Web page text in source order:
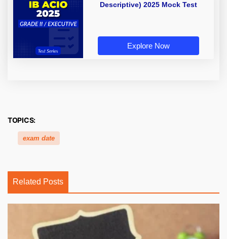
Descriptive) 2025 Mock Test
Explore Now
TOPICS:
exam date
Related Posts